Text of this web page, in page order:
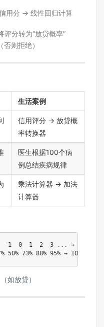
用分 → 线性回归计算
分转为“放贷概率”
则拒绝）
​生活案例​
信用评分 → 放贷概
率转换器
医生根据100个病
例总结疾病规律
乘法计算器 → 加法
计算器
-1  0  1  2  3 ... → +∞
73% 88% 95% → 100%
如放贷）